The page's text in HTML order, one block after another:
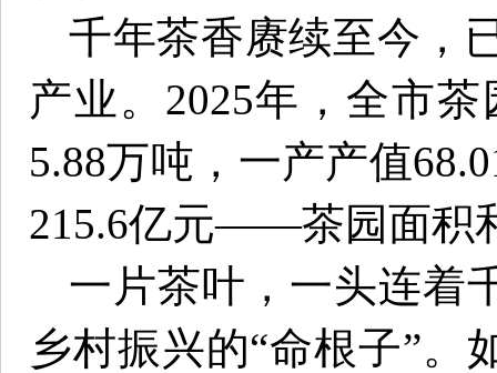
千年茶香赓续至今，
产业。2025年，全市
5.88万吨，一产产值
215.6亿元——茶园面积
一片茶叶，一头连着
乡村振兴的“命根子”。